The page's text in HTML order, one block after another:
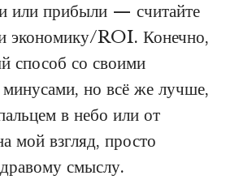
или прибыли — считайте
и экономику/ROI. Конечно,
способ со своими
но всё же лучше,
в небо или от
мой взгляд, просто
смыслу.